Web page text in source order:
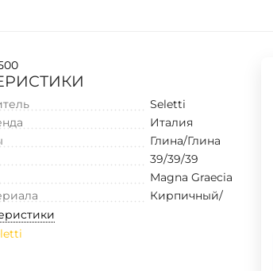
Seletti
Италия
Глина/Глина
39/39/39
Magna Graecia
Кирпичный/